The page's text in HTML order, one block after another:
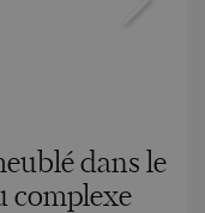
dans le
complexe